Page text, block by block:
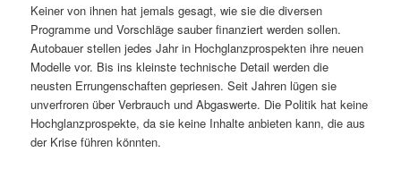
Keiner von ihnen hat jemals gesagt, wie sie die diversen
Programme und Vorschläge sauber finanziert werden sollen.
Autobauer stellen jedes Jahr in Hochglanzprospekten ihre neuen
Modelle vor. Bis ins kleinste technische Detail werden die
neusten Errungenschaften gepriesen. Seit Jahren lügen sie
unverfroren über Verbrauch und Abgaswerte. Die Politik hat keine
Hochglanzprospekte, da sie keine Inhalte anbieten kann, die aus
der Krise führen könnten.